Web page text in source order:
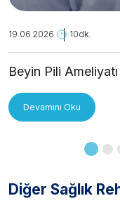
19.06.2026 10dk.
Beyin Pili
Devamını Oku
Diğer Sağlık